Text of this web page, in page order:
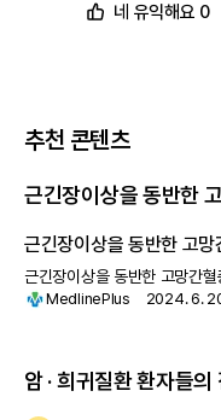
네 유익해요 0
추천 콘텐츠
근긴장이상을 동반한
근긴장이상을 동반한 고
근긴장이상을 동반한 고망
망간이라는 원소가 체내에 과
MedlinePlus 2024. 6.
암 · 희귀질환 환자들